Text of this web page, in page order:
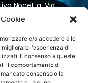
e/o accedere alle
l'esperienza di
Il consenso a queste
il comportamento di
consenso o la
Nocetta, Via